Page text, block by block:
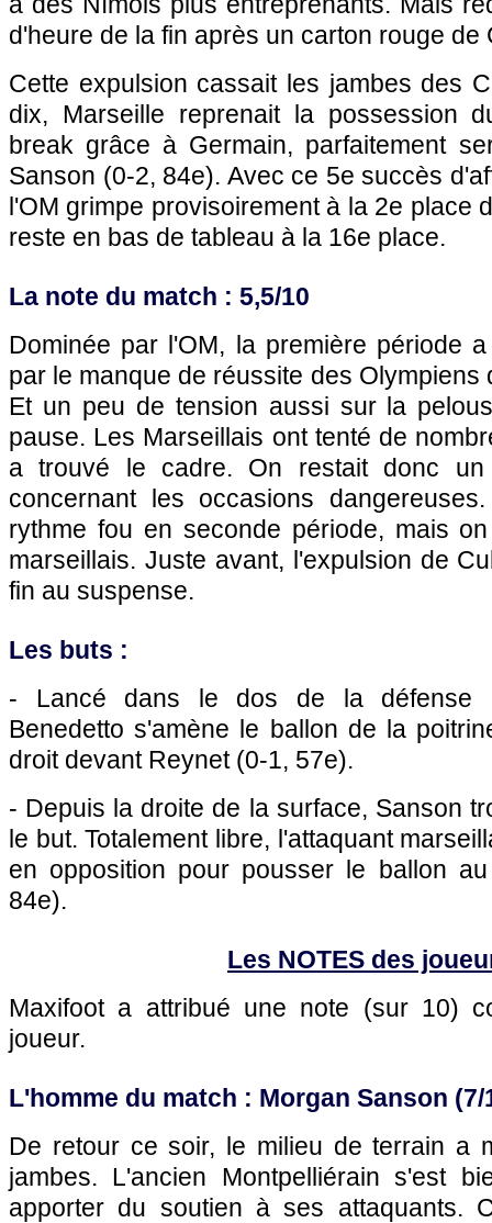
d'heure de la fin après un carton rouge de
Cette expulsion cassait les jambes des
dix, Marseille reprenait la possession
break grâce à Germain, parfaitement
Sanson (0-2, 84e). Avec ce 5e succès
l'OM grimpe provisoirement à la 2e place
reste en bas de tableau à la 16e place.
La note du match : 5,5/10
Dominée par l'OM, la première période
par le manque de réussite des Olympiens
Et un peu de tension aussi sur la
pause. Les Marseillais ont tenté de
a trouvé le cadre. On restait donc
concernant les occasions
rythme fou en seconde période, mais
marseillais. Juste avant, l'expulsion de
fin au suspense.
Les buts :
- Lancé dans le dos de la défense
Benedetto s'amène le ballon de la
droit devant Reynet (0-1, 57e).
- Depuis la droite de la surface, Sanson
le but. Totalement libre, l'attaquant
en opposition pour pousser le ballon
84e).
Les NOTES des
Maxifoot a attribué une note (sur 10)
joueur.
L'homme du match : Morgan Sanson (7/
De retour ce soir, le milieu de terrain a
jambes. L'ancien Montpelliérain s'est
apporter du soutien à ses attaquants.